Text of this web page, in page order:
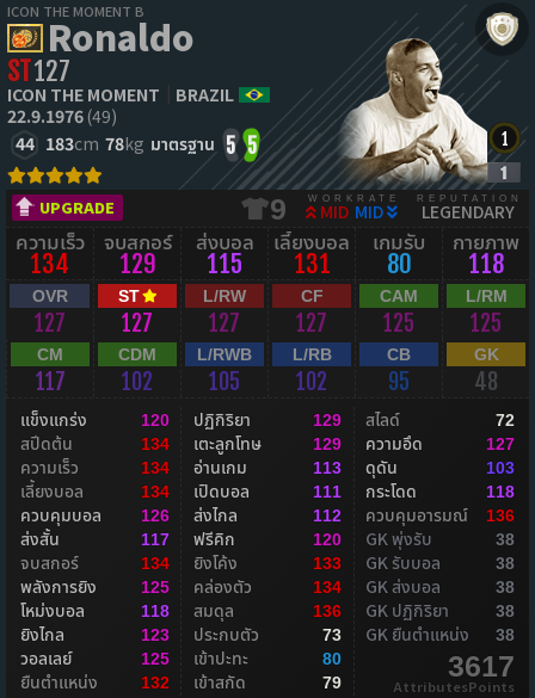
ICON THE MOMENT B
Ronaldo
ST127
ICON THE MOMENT
BRAZIL
22.9.1976(49)
44 183cm 78kg มาตรฐาน 5 5
UPGRADE 9 WORKRATE
MID MID
REPUTATION
LEGENDARY
ความเร็ว
134
จบสกอร์
129
ส่งบอล
115
เลี้ยงบอล
131
เกมรับ
80
กายภาพ
118
OVR
127
ST
127
L/RW
127
CF
127
CAM
125
L/RM
125
CM
117
CDM
102
L/RWB
105
L/RB
102
CB
95
GK
48
แข็งแกร่ง 120
สปีดต้น 134
ความเร็ว 134
เลี้ยงบอล 134
ควบคุมบอล 126
ส่งสั้น 117
จบสกอร์ 134
พลังการยิง 125
โหม่งบอล 118
ยิงไกล 123
วอลเลย์ 125
ยืนตำแหน่ง 132
ปฏิกิริยา 129
เตะลูกโทษ 129
อ่านเกม 113
เปิดบอล 111
ส่งไกล 112
ฟรีคิก 120
ยิงโค้ง 133
คล่องตัว 134
สมดุล 136
ประกบตัว 73
เข้าปะทะ 80
เข้าสกัด 79
สไลด์ 72
ความอึด 127
ดุดัน 103
กระโดด 118
ควบคุมอารมณ์ 136
GK พุ่งรับ 38
GK รับบอล 38
GK ส่งบอล 38
GK ปฏิกิริยา 38
GK ยืนตำแหน่ง 38
3617
AttributesPoints